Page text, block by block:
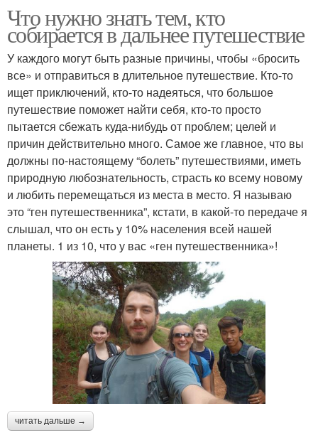
Что нужно знать тем, кто
собирается в дальнее путешествие
У каждого могут быть разные причины, чтобы «бросить
все» и отправиться в длительное путешествие. Кто-то
ищет приключений, кто-то надеяться, что большое
путешествие поможет найти себя, кто-то просто
пытается сбежать куда-нибудь от проблем; целей и
причин действительно много. Самое же главное, что вы
должны по-настоящему “болеть” путешествиями, иметь
природную любознательность, страсть ко всему новому
и любить перемещаться из места в место. Я называю
это “ген путешественника”, кстати, в какой-то передаче я
слышал, что он есть у 10% населения всей нашей
планеты. 1 из 10, что у вас «ген путешественника»!
читать дальше →